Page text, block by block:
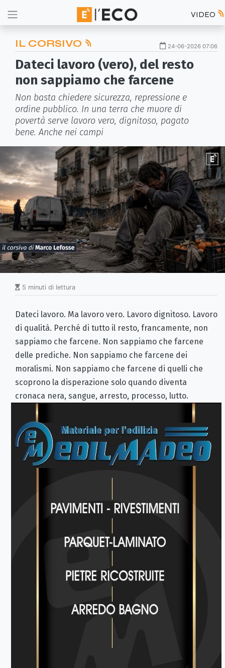
VIDEO
IL CORSIVO 24-06-2026 07:06
Dateci lavoro (vero), del resto
non sappiamo che farcene
Non basta chiedere sicurezza, repressione e
ordine pubblico. In una terra che muore di
povertà serve lavoro vero, dignitoso, pagato
bene. Anche nei campi
5 minuti di lettura
Dateci lavoro. Ma lavoro vero. Lavoro dignitoso. Lavoro
di qualità. Perché di tutto il resto, francamente, non
sappiamo che farcene. Non sappiamo che farcene
delle prediche. Non sappiamo che farcene dei
moralismi. Non sappiamo che farcene di quelli che
scoprono la disperazione solo quando diventa
cronaca nera, sangue, arresto, processo, lutto.